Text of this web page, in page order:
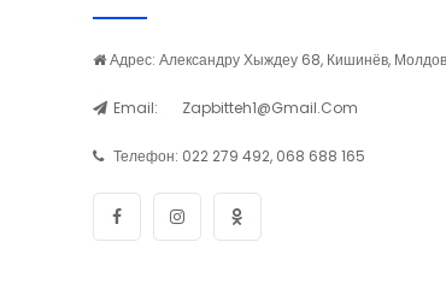
Адрес: Александру Хыждеу 68, Кишинёв,
Email: Zapbitteh1@gmail.com
Телефон: 022 279 492, 068 688 165